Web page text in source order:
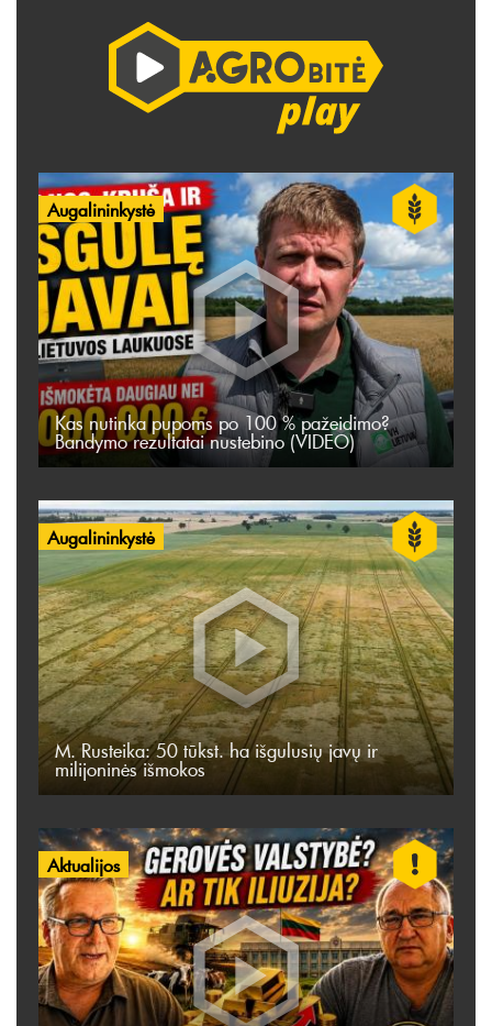
Augalininkystė
Kas nutinka pupoms po 100 % pažeidimo?
Bandymo rezultatai nustebino (VIDEO)
Augalininkystė
M. Rusteika: 50 tūkst. ha išgulusių javų ir
milijoninės išmokos
Aktualijos